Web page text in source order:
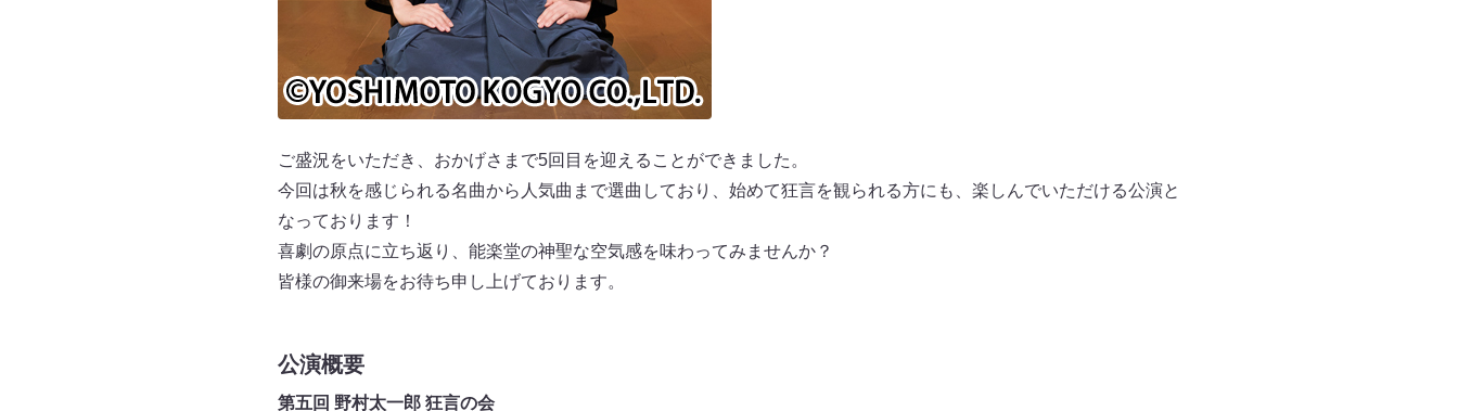
ご盛況をいただき、おかげさまで5回目を迎えることができました。
今回は秋を感じられる名曲から人気曲まで選曲しており、始めて狂言を観られる方にも、楽しんでいただける公演と
なっております！
喜劇の原点に立ち返り、能楽堂の神聖な空気感を味わってみませんか？
皆様の御来場をお待ち申し上げております。
公演概要
第五回 野村太一郎 狂言の会